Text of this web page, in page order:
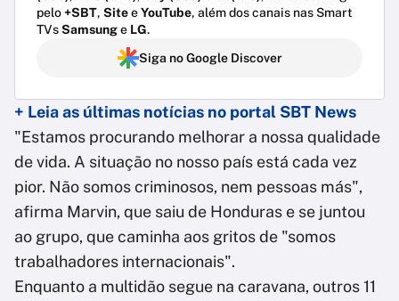
pelo+SBT, SiteeYouTube, além dos canais nas Smart
TVsSamsunge LG.
Siga no Google Discover
+ Leia as últimas notícias no portal SBT News
"Estamos procurando melhorar a nossa qualidade
de vida. A situação no nosso país está cada vez
pior. Não somos criminosos, nem pessoas más",
afirma Marvin, que saiu de Honduras e se juntou
ao grupo, que caminha aos gritos de "somos
trabalhadores internacionais".
Enquanto a multidão segue na caravana, outros 11